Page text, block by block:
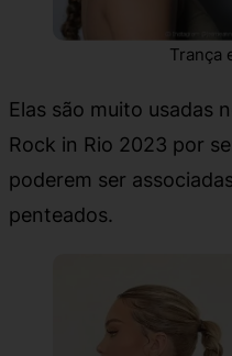
Trança
Elas são muito usadas
Rock in Rio 2023 por
poderem ser
penteados.